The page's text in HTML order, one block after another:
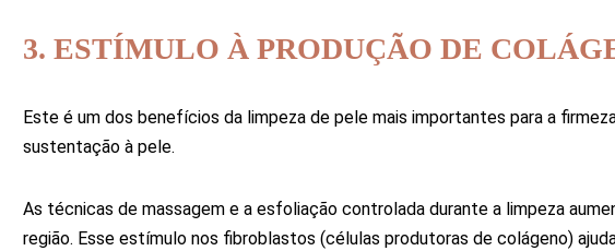
3. ESTÍMULO À PRODUÇÃO DE
Este é um dos benefícios da limpeza de pele mais importantes para a
sustentação à pele.
As técnicas de massagem e a esfoliação controlada durante a limpeza
região. Esse estímulo nos fibroblastos (células produtoras de colágeno)